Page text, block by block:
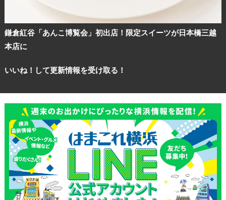
鎌倉紅谷「あんこ博覧会」初出店！限定スイーツが日本橋三越
本店に
いいね！して更新情報を受け取る！